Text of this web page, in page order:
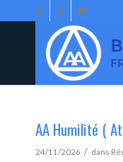
AA Humilité (
24/11/2026 / dans